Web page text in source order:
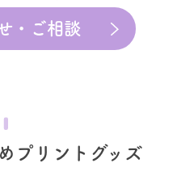
・ご相談
プリントグッズ